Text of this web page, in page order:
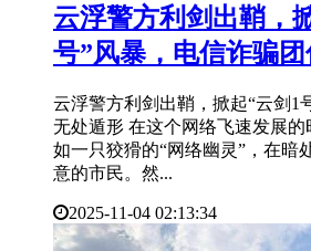
云浮警方利剑出鞘，
号”风暴，电信诈骗
云浮警方利剑出鞘，掀起“云剑1
无处遁形 在这个网络飞速发展
如一只狡猾的“网络幽灵”，在暗
意的市民。然...
2025-11-04 02:13:34